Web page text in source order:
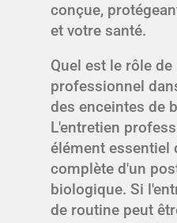
conçue,
et votre santé.
Quel est le rôle
professionnel
des enceintes de
L'entretien
élément essentiel
complète d'un
biologique. Si
de routine peut